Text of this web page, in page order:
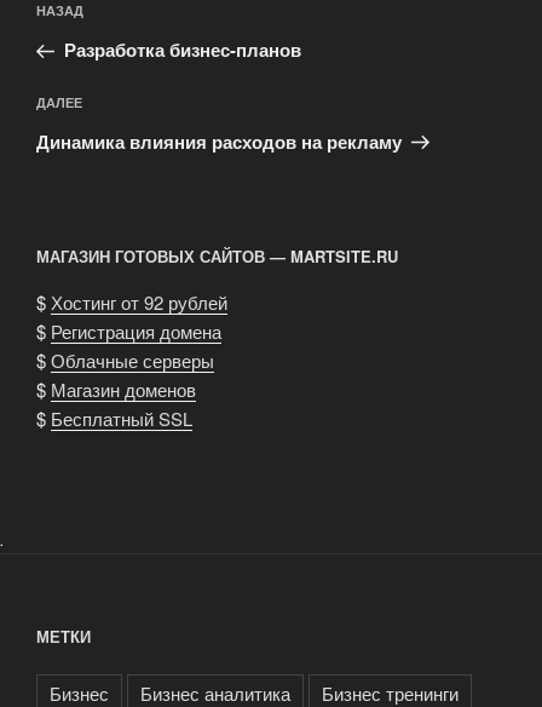
по
записям
Предыдущая
запись:
НАЗАД
Разработка бизнес-планов
Следующая
запись
ДАЛЕЕ
Динамика влияния расходов на рекламу
МАГАЗИН ГОТОВЫХ САЙТОВ — MARTSITE.RU
$Хостинг от 92 рублей
$ Регистрация домена
$Облачные серверы
$ Магазин доменов
$ Бесплатный SSL
.
МЕТКИ
Бизнес Бизнес аналитика
Бизнес тренинги